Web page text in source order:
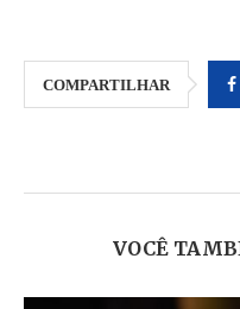
COMPARTILHAR
VOCÊ